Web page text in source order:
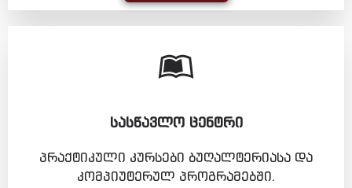
ᲡᲐᲡᲬᲐᲕᲚᲝ ᲪᲔᲜᲢᲠᲘ
პრაქტიკული კურსები ბუღალტერიასა და
კომპიუტერულ პროგრამებში.